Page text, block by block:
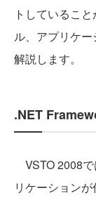
トしているこ
ル、アプリケ
解説します。
.NET
VSTO 2008
リケーション